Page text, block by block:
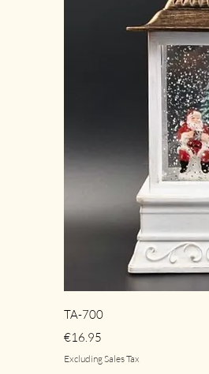
TA-700
Price
€16.95
Excluding Sales Tax